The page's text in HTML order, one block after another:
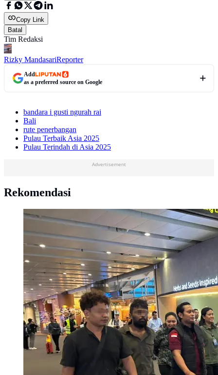
Copy Link
Batal
Tim Redaksi
Rizky MandasariReporter
Add
as a preferred source on Google
bandara i gusti ngurah rai
Bali
rute penerbangan
Pulau Terbaik Asia 2025
Pulau Terindah di Asia 2025
Advertisement
Rekomendasi